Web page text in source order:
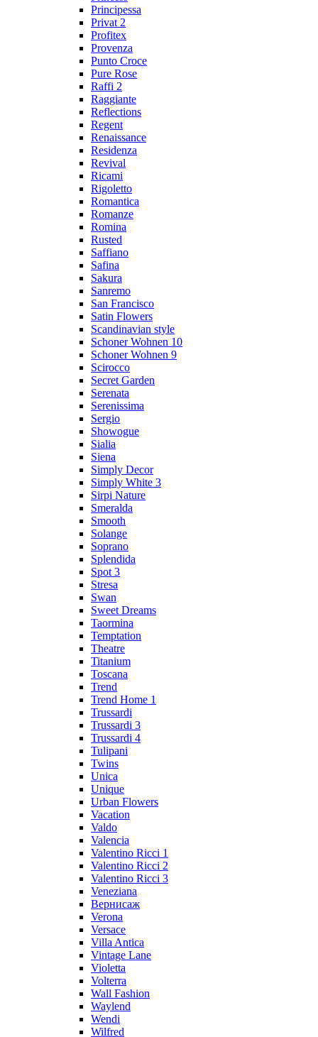
Principessa
Privat 2
Profitex
Provenza
Punto Croce
Pure Rose
Raffi 2
Raggiante
Reflections
Regent
Renaissance
Residenza
Revival
Ricami
Rigoletto
Romantica
Romanze
Romina
Rusted
Saffiano
Safina
Sakura
Sanremo
San Francisco
Satin Flowers
Scandinavian style
Schoner Wohnen 10
Schoner Wohnen 9
Scirocco
Secret Garden
Serenata
Serenissima
Sergio
Showogue
Sialia
Siena
Simply Decor
Simply White 3
Sirpi Nature
Smeralda
Smooth
Solange
Soprano
Splendida
Spot 3
Stresa
Swan
Sweet Dreams
Taormina
Temptation
Theatre
Titanium
Toscana
Trend
Trend Home 1
Trussardi
Trussardi 3
Trussardi 4
Tulipani
Twins
Unica
Unique
Urban Flowers
Vacation
Valdo
Valencia
Valentino Ricci 1
Valentino Ricci 2
Valentino Ricci 3
Veneziana
Вернисаж
Verona
Versace
Villa Antica
Vintage Lane
Violetta
Volterra
Wall Fashion
Waylend
Wendi
Wilfred